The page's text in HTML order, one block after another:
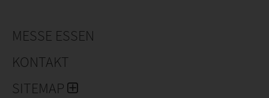
MESSE ESSEN
KONTAKT
SITEMAP